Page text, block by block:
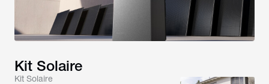
Kit Solaire
Kit Solaire